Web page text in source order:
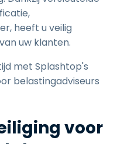
heeft u veilig
uw klanten.
met Splashtop's
belastingadviseurs
voor